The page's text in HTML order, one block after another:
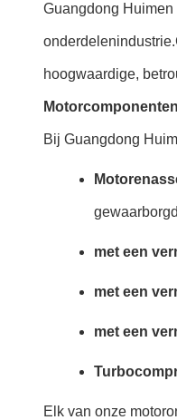
Guangdong
hoogwaardige,
Bij Guangdong
met een
met een
met een
Elk van onze